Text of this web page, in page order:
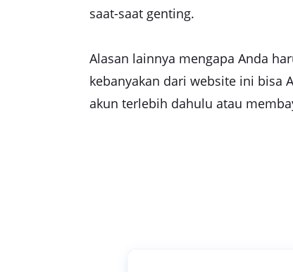
saat-saat genting.
Alasan lainnya mengapa Anda
kebanyakan dari website ini bisa
akun terlebih dahulu atau